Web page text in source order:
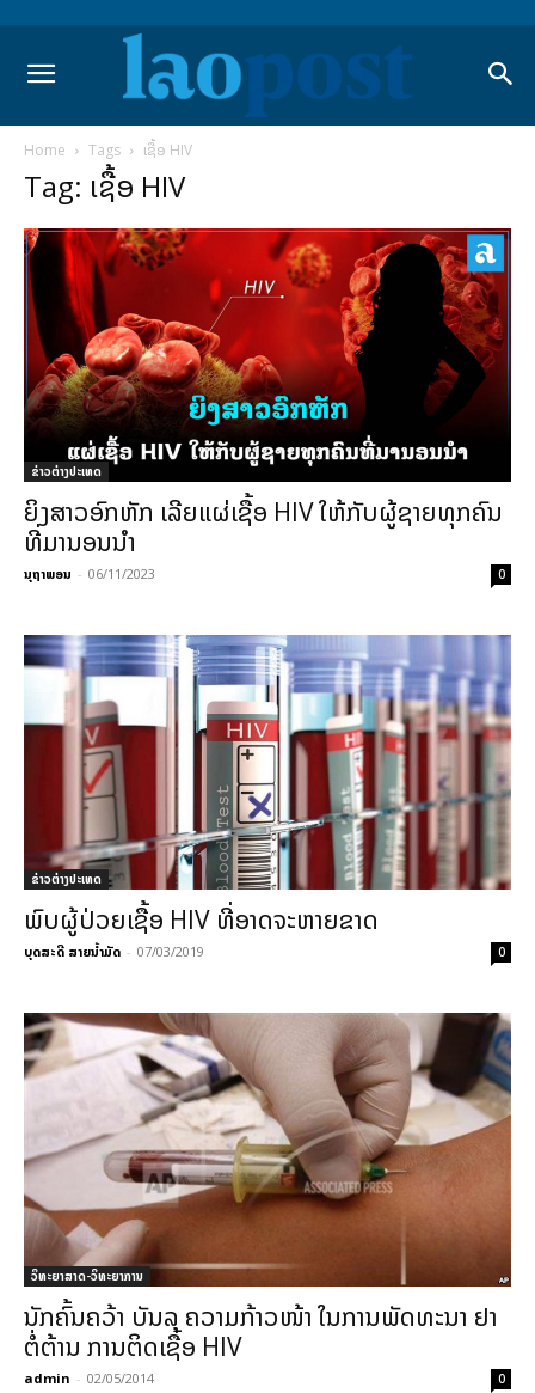
Home Tags ເຊື້ອ HIV
Tag: ເຊື້ອ HIV
ຂ່າວຕ່າງປະເທດ
ຍິງສາວອົກຫັກ ເລີຍແຜ່ເຊື້ອ HIV ໃຫ້ກັບຜູ້ຊາຍທຸກຄົນ
ທີ່ມານອນນຳ
ນຸຖາພອນ - 06/11/2023 0
ຂ່າວຕ່າງປະເທດ
ພົບຜູ້ປ່ວຍເຊື້ອ HIV ທີ່ອາດຈະຫາຍຂາດ
ບຸດສະດີ ສາຍນ້ຳມັດ - 07/03/2019 0
ວິທະຍາສາດ-ວິທະຍາການ
ນັກຄົ້ນຄວ້າ ບັນລຸ ຄວາມກ້າວໜ້າ ໃນການພັດທະນາ ຢາ
ຕໍ່ຕ້ານ ການຕິດເຊື້ອ HIV
admin - 02/05/2014 0